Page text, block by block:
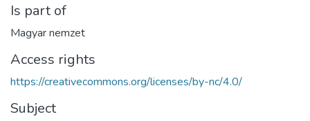
Is part of
Magyar nemzet
Access rights
https://creativecommons.org/licenses/by-nc/4.0/
Subject